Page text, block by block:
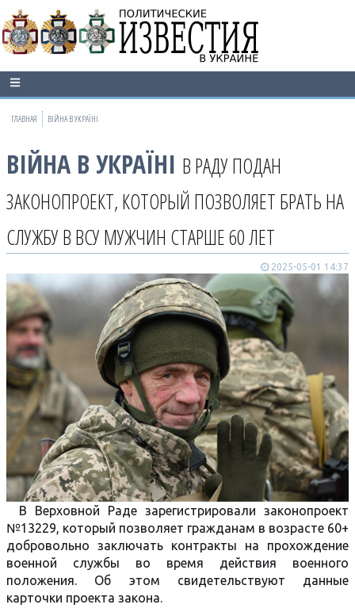
ГЛАВНАЯ ВІЙНА В УКРАЇНІ
ВІЙНА В УКРАЇНІ В РАДУ ПОДАН
ЗАКОНОПРОЕКТ, КОТОРЫЙ ПОЗВОЛЯЕТ БРАТЬ НА
СЛУЖБУ В ВСУ МУЖЧИН СТАРШЕ 60 ЛЕТ
2025-05-01 14:37
В Верховной Раде зарегистрировали законопроект
№13229, который позволяет гражданам в возрасте 60+
добровольно заключать контракты на прохождение
военной службы во время действия военного
положения. Об этом свидетельствуют данные
карточки проекта закона.